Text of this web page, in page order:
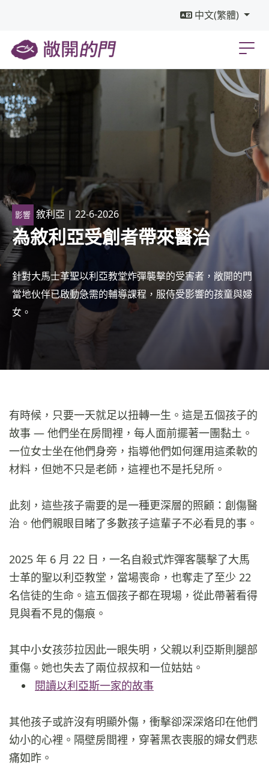
中文(繁體)
影響 敘利亞 | 22-6-2026
為敘利亞受創者帶來醫治
針對大馬士革聖以利亞教堂炸彈襲擊的受害者，敞開的門
當地伙伴已啟動急需的輔導課程，服侍受影響的孩童與婦
女。
有時候，只要一天就足以扭轉一生。這是五個孩子的
故事 — 他們坐在房間裡，每人面前擺著一團黏土。
一位女士坐在他們身旁，指導他們如何運用這柔軟的
材料，但她不只是老師，這裡也不是托兒所。
此刻，這些孩子需要的是一種更深層的照顧：創傷醫
治。他們親眼目睹了多數孩子這輩子不必看見的事。
2025 年 6 月 22 日，一名自殺式炸彈客襲擊了大馬
士革的聖以利亞教堂，當場喪命，也奪走了至少 22
名信徒的生命。這五個孩子都在現場，從此帶著看得
見與看不見的傷痕。
其中小女孩莎拉因此一眼失明，父親以利亞斯則腿部
重傷。她也失去了兩位叔叔和一位姑姑。
閱讀以利亞斯一家的故事
其他孩子或許沒有明顯外傷，衝擊卻深深烙印在他們
幼小的心裡。隔壁房間裡，穿著黑衣喪服的婦女們悲
痛如昨。